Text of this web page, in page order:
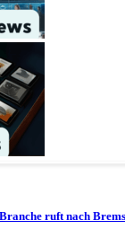
ruft nach